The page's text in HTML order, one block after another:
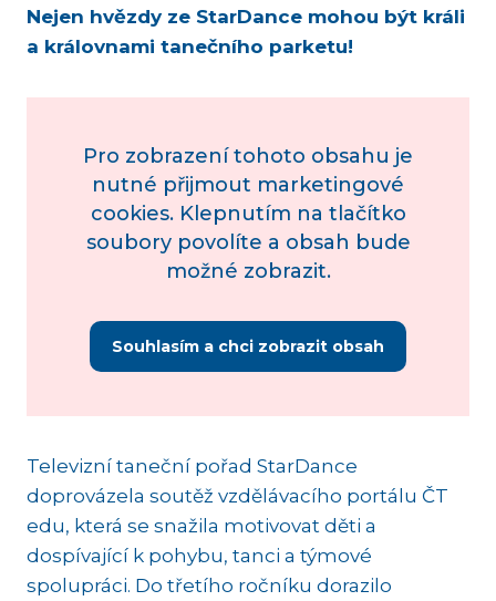
Nejen hvězdy ze StarDance mohou být králi
a královnami tanečního parketu!
Pro zobrazení tohoto obsahu je
nutné přijmout marketingové
cookies. Klepnutím na tlačítko
soubory povolíte a obsah bude
možné zobrazit.
Souhlasím a chci zobrazit obsah
Televizní taneční pořad StarDance
doprovázela soutěž vzdělávacího portálu ČT
edu, která se snažila motivovat děti a
dospívající k pohybu, tanci a týmové
spolupráci. Do třetího ročníku dorazilo